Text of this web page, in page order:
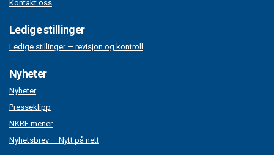
Kontakt oss
Ledige stillinger
Ledige stillinger — revisjon og kontroll
Nyheter
Nyheter
Presseklipp
NKRF mener
Nyhetsbrev — Nytt på nett